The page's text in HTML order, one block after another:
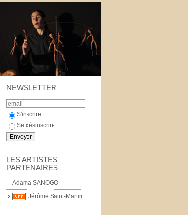
NEWSLETTER
S'inscrire
Se désinscrire
LES ARTISTES
PARTENAIRES
Adama SANOGO
Jérôme Saint-Martin